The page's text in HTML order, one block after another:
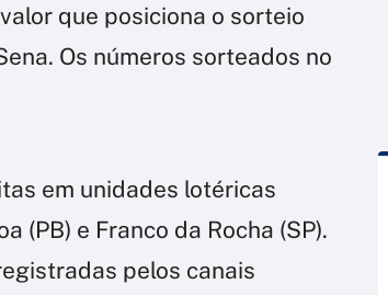
que posiciona o sorteio
Os números sorteados no
em unidades lotéricas
(PB) e Franco da Rocha (SP).
pelos canais